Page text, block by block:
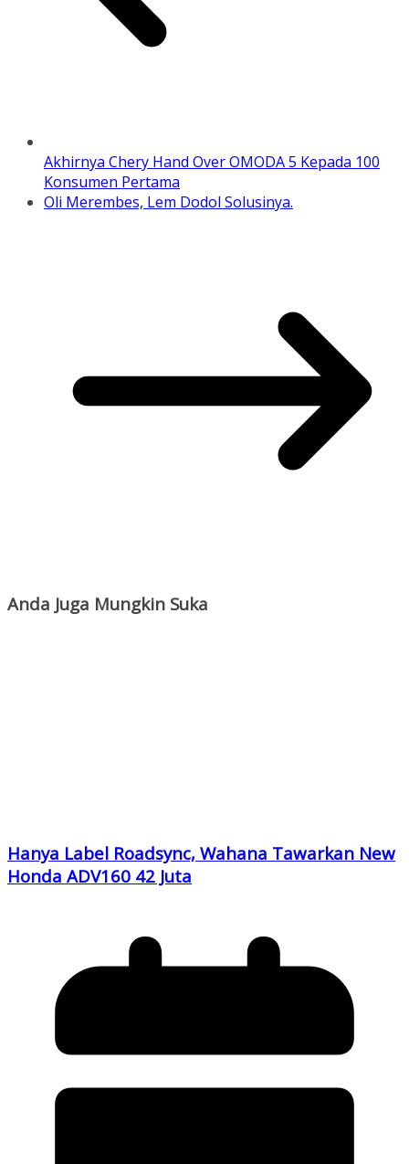
Akhirnya Chery Hand Over OMODA 5 Kepada 100
Konsumen Pertama
Oli Merembes, Lem Dodol Solusinya.
Anda Juga Mungkin Suka
Hanya Label Roadsync, Wahana Tawarkan New
Honda ADV160 42 Juta